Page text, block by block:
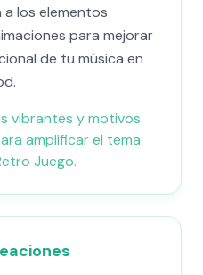
los elementos
para mejorar
de tu música en
vibrantes y motivos
amplificar el tema
Juego.